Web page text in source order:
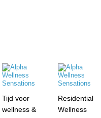
Tijd voor
wellness &
Residential
Wellness